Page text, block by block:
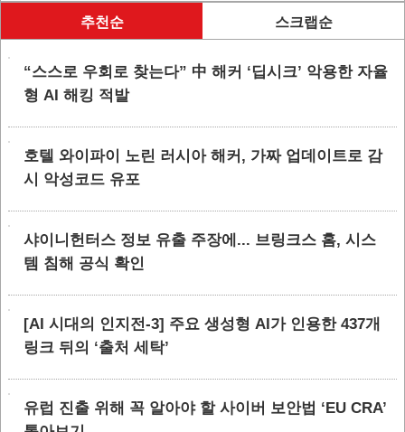
추천순 스크랩순
“스스로 우회로 찾는다” 中 해커 ‘딥시크’ 악용한 자율
형 AI 해킹 적발
호텔 와이파이 노린 러시아 해커, 가짜 업데이트로 감
시 악성코드 유포
샤이니헌터스 정보 유출 주장에... 브링크스 홈, 시스
템 침해 공식 확인
[AI 시대의 인지전-3] 주요 생성형 AI가 인용한 437개
링크 뒤의 ‘출처 세탁’
유럽 진출 위해 꼭 알아야 할 사이버 보안법 ‘EU CRA’